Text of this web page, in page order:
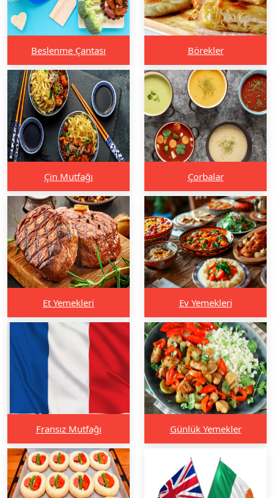
Beslenme Çantası Börekler
Çin Mutfağı Çorbalar
Et Yemekleri Ev Yemekleri
Fransız Mutfağı Günlük Yemekler